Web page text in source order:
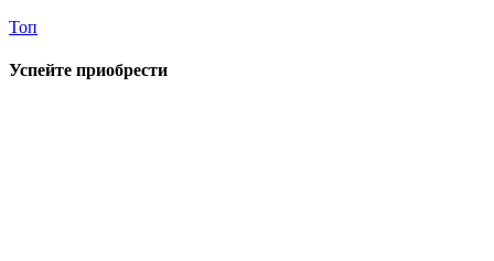
Топ
Успейте приобрести